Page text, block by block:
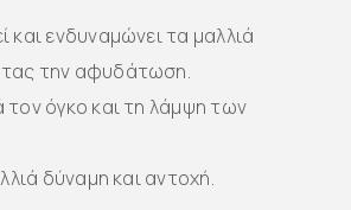
και ενδυναμώνει τα μαλλιά
την αφυδάτωση.
όγκο και τη λάμψη των
δύναμη και αντοχή.